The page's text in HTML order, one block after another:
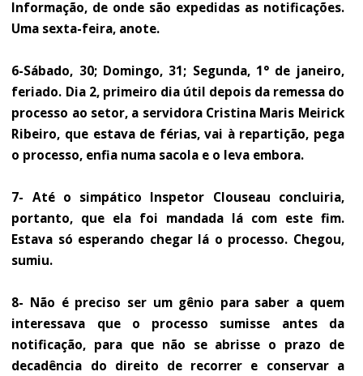
Informação, de onde são expedidas as notificações.
Uma sexta-feira, anote.
6-Sábado, 30; Domingo, 31; Segunda, 1° de janeiro,
feriado. Dia 2, primeiro dia útil depois da remessa do
processo ao setor, a servidora Cristina Maris Meirick
Ribeiro, que estava de férias, vai à repartição, pega
o processo, enfia numa sacola e o leva embora.
7- Até o simpático Inspetor Clouseau concluiria,
portanto, que ela foi mandada lá com este fim.
Estava só esperando chegar lá o processo. Chegou,
sumiu.
8- Não é preciso ser um gênio para saber a quem
interessava que o processo sumisse antes da
notificação, para que não se abrisse o prazo de
decadência do direito de recorrer e conservar a